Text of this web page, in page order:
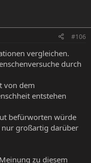
#106
vergleichen.
durch
von dem
entstehen
befürworten würde
großartig darüber
zu diesem